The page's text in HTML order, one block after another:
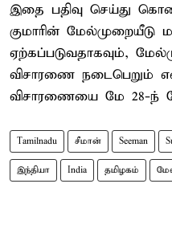
இதை பதிவு செய்து
குமாரின் மேல்முறையீடு
ஏற்கப்படுவதாகவும்,
விசாரணை நடைபெறும்
விசாரணையை மே 28-ந்
Tamilnadu சீமான் Seeman
இந்தியா India தமிழகம்